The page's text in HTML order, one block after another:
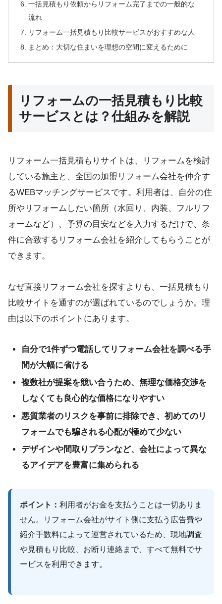
一括見積もり依頼からリフォーム完了までの一般的な
流れ
リフォーム一括見積もり比較サービスがおすすめな人
まとめ：大切な住まいを理想の空間に変えるために
リフォームの一括見積もり比較
サービスとは？仕組みを解説
リフォーム一括見積もりサイトは、リフォームを検討
している施主と、全国の加盟リフォーム会社を仲介す
るWEBマッチングサービスです。利用者は、自分の住
所やリフォームしたい箇所（水回り、内装、フルリフ
ォームなど）、予算の目安などを入力するだけで、条
件に合致するリフォーム会社を紹介してもらうことが
できます。
なぜ直接リフォーム会社を探すよりも、一括見積もり
比較サイトを通すのが選ばれているのでしょうか。理
由は以下のポイントにあります。
自分で1件ずつ電話してリフォーム会社を調べる手
間が大幅に省ける
複数社が提案を競い合うため、無理な価格交渉を
しなくても良心的な価格になりやすい
悪質業者のリスクを事前に排除でき、初めてのリ
フォームでも騙される心配が極めて少ない
デザインや間取りプランなど、会社によって異な
るアイデアを豊富に集められる
ポイント： 利用者がお金を支払うことは一切ありま
せん。リフォーム会社がサイト側に支払う広告費や
紹介手数料によって運営されているため、現地調査
や見積もり比較、お断り連絡まで、すべて無料でサ
ービスを利用できます。